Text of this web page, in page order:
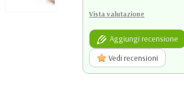
Vista valutazione
Aggiungi recensione
Vedi recensioni